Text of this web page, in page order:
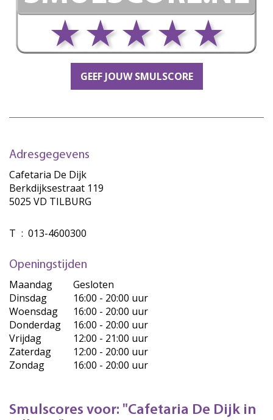
GEEF JOUW SMULSCORE
Adresgegevens
Cafetaria De Dijk
Berkdijksestraat 119
5025 VD TILBURG
T : 013-4600300
Openingstijden
Maandag
Gesloten
Dinsdag
16:00 - 20:00 uur
Woensdag
16:00 - 20:00 uur
Donderdag
16:00 - 20:00 uur
Vrijdag
12:00 - 21:00 uur
Zaterdag
12:00 - 20:00 uur
Zondag
16:00 - 20:00 uur
Smulscores voor: "Cafetaria De Dijk in